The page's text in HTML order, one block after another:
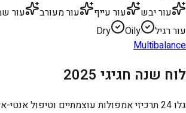
עור יבש עור עייף עור מעורב עור
עור רגיל
Dry
Oily
Multibalance
לוח שנה חגיגי 2025
גלו 24 תרכיזי אמפולות עוצמתיים וטיפול אנטי-אייגינג בלעדי